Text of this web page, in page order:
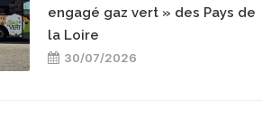
engagé gaz vert » des Pays de
la Loire
30/07/2026